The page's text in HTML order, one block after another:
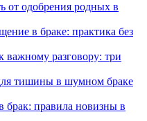
от одобрения родных в
в браке: практика без
важному разговору: три
тишины в шумном браке
брак: правила новизны в